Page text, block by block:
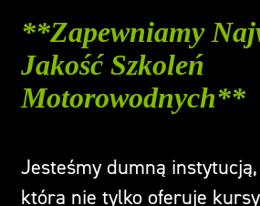
**Zapewniamy
Jakość Szkoleń
Motorowodnych**
Jesteśmy dumną instytucją,
która nie tylko oferuje kursy